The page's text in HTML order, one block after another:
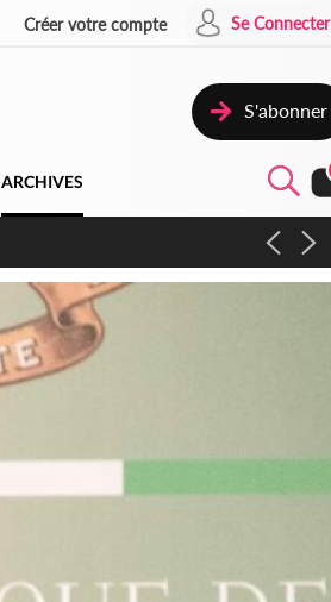
Créer votre compte Se Connecter
S'abonner
ARCHIVES